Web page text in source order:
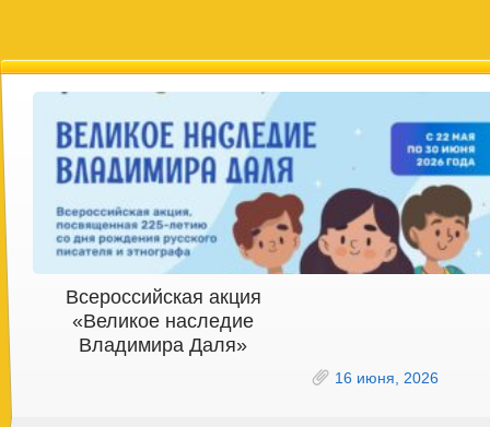
Всероссийская акция
«Великое наследие
Владимира Даля»
16 июня, 2026